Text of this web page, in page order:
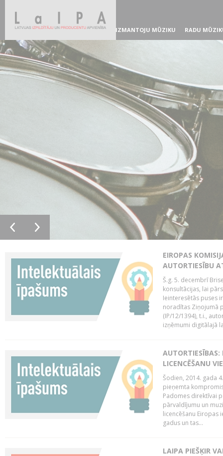
IZMANTOJU MŪZIKU RADU
EIROPAS
AUTORTIESĪBU
Š.g. 5. decembrī
konsultācijas, lai
Ieinteresētās puses
noradītas Ziņojumā
(IP/12/1394), t.i.,
izņēmumi digitālajā
AUTORTIESĪBAS:
LICENCĒŠANU
Šodien, 2014. gada
pieņemta
Padomes direktīvai
pārvaldījumu un
licencēšanu Eiropas
gadus un tas...
LAIPA PIEŠĶIR